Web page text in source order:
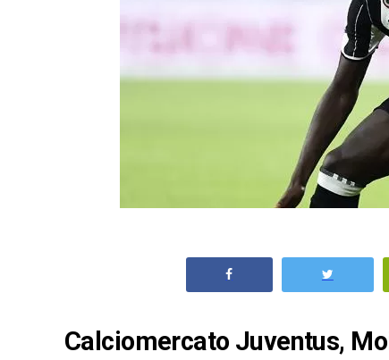
Calciomercato Juventus,